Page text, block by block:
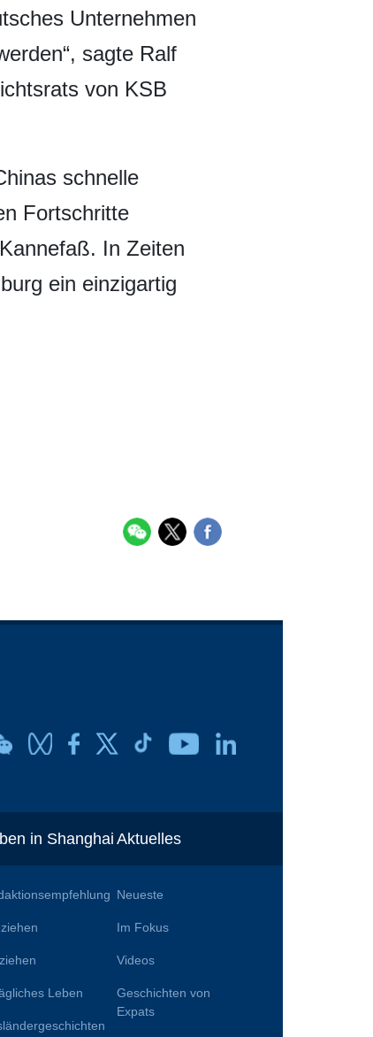
Unternehmen
sagte Ralf
von KSB
schnelle
Fortschritte
In Zeiten
ein einzigartig
in Shanghai
Leben
Aktuelles
Neueste
Im Fokus
Videos
Geschichten von
Expats